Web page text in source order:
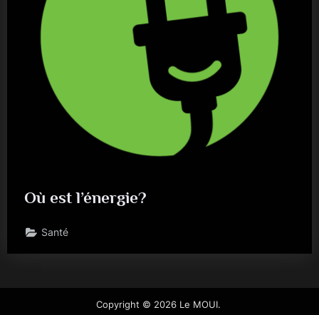
Où est l’énergie?
Santé
Copyright © 2026 Le MOUI.